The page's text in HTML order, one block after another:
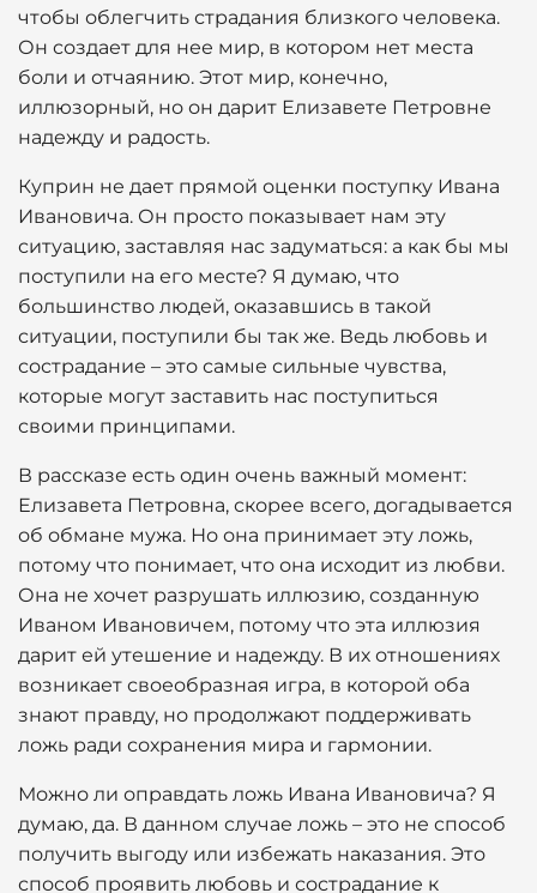
чтобы облегчить страдания близкого человека.
Он создает для нее мир, в котором нет места
боли и отчаянию. Этот мир, конечно,
иллюзорный, но он дарит Елизавете Петровне
надежду и радость.
Куприн не дает прямой оценки поступку Ивана
Ивановича. Он просто показывает нам эту
ситуацию, заставляя нас задуматься: а как бы мы
поступили на его месте? Я думаю, что
большинство людей, оказавшись в такой
ситуации, поступили бы так же. Ведь любовь и
сострадание – это самые сильные чувства,
которые могут заставить нас поступиться
своими принципами.
В рассказе есть один очень важный момент:
Елизавета Петровна, скорее всего, догадывается
об обмане мужа. Но она принимает эту ложь,
потому что понимает, что она исходит из любви.
Она не хочет разрушать иллюзию, созданную
Иваном Ивановичем, потому что эта иллюзия
дарит ей утешение и надежду. В их отношениях
возникает своеобразная игра, в которой оба
знают правду, но продолжают поддерживать
ложь ради сохранения мира и гармонии.
Можно ли оправдать ложь Ивана Ивановича? Я
думаю, да. В данном случае ложь – это не способ
получить выгоду или избежать наказания. Это
способ проявить любовь и сострадание к